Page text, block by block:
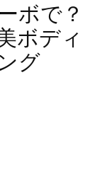
ボで？
ボディ
グ